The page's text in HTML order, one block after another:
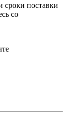
сроки поставки
со